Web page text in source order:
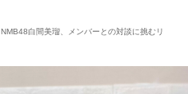
NMB48白間美瑠、メンバーとの対談に挑むリ